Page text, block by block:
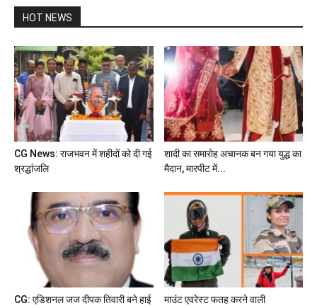
HOT NEWS
CG News: राजभवन में शहीदों को दी गई
श्रद्धांजलि
शादी का समारोह अचानक बन गया युद्ध का
मैदान, मारपीट में...
CG: एडिशनल जज दीपक तिवारी बने हाई
माउंट एवरेस्ट फतह करने वाली